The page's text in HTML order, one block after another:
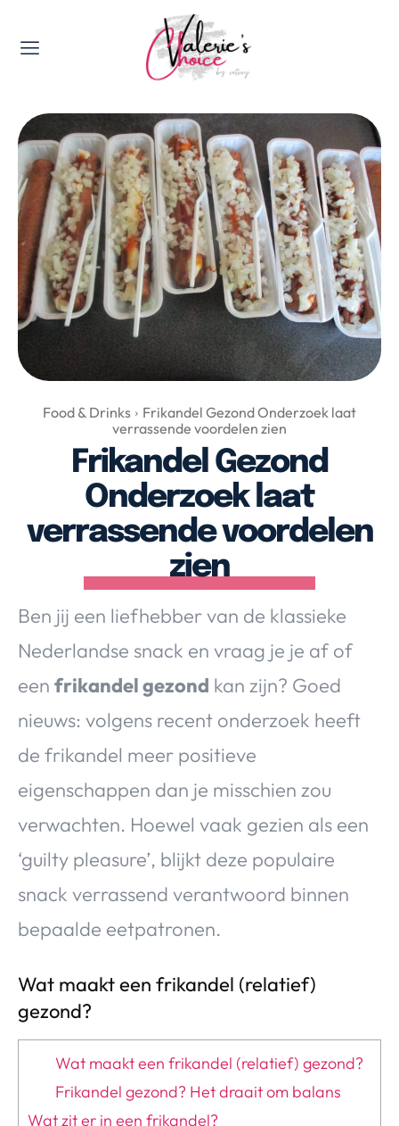
Valerie's Topics
Travel & Culture
Food & Drinks
Happyness & Opmerkelijk
Lifestyle, Sport & Duurzaamheid
Gadgets & Tech
Top 5 van Valerie
Health & Beauty
Huis & Tuin
Nieuws & Media
Over Valerie
Over Valerie
De Top 5
Contact
VALERIE'S CHOICE
Food & Drinks Health & Beauty Gadgets
Huis & Tuin
Food & Drinks
Frikandel Gezond Onderzoek laat
verrassende voordelen zien
Frikandel Gezond
Onderzoek laat
verrassende voordelen
zien
Ben jij een liefhebber van de klassieke
Nederlandse snack en vraag je je af of
een frikandel gezond kan zijn? Goed
nieuws: volgens recent onderzoek heeft
de frikandel meer positieve
eigenschappen dan je misschien zou
verwachten. Hoewel vaak gezien als een
‘guilty pleasure’, blijkt deze populaire
snack verrassend verantwoord binnen
bepaalde eetpatronen.
Wat maakt een frikandel (relatief)
gezond?
Wat maakt een frikandel (relatief) gezond?
Frikandel gezond? Het draait om balans
Wat zit er in een frikandel?